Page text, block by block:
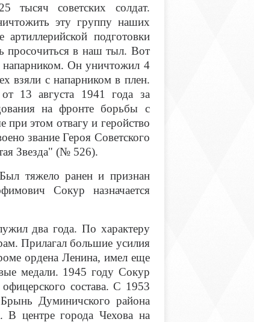
тысяч советских солдат.
эту группу наших
подготовки
просочиться в наш тыл. Вот
Он уничтожил 4
взяли с напарником в плен.
13 августа 1941 года за
на фронте борьбы с
при этом отвагу и геройство
звание Героя Советского
Звезда" (№ 526).
тяжело ранен и признан
Сокур назначается
два года. По характеру
Прилагал большие усилия
ордена Ленина, имел еще
медали. 1945 году Сокур
состава. С 1953
Думиничского района
В центре города Чехова на